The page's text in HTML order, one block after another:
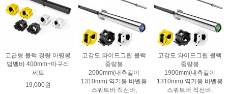
고급형 블랙 경량 아령봉
덤벨바 400mm+마구리
세트
19,000원
고강도 와이드그립 블랙
중량봉
2000mm(내측길이
1310mm) 역기봉 바벨봉
스쿼트바 직선바,
고강도 와이드그립 블랙
중량봉
1900mm(내측길이
1310mm) 역기봉 바벨봉
스쿼트바 직선바,